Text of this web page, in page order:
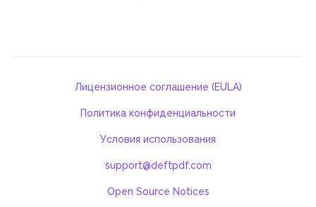
Лицензионное соглашение (EULA)
Политика конфиденциальности
Условия использования
support@deftpdf.com
Open Source Notices